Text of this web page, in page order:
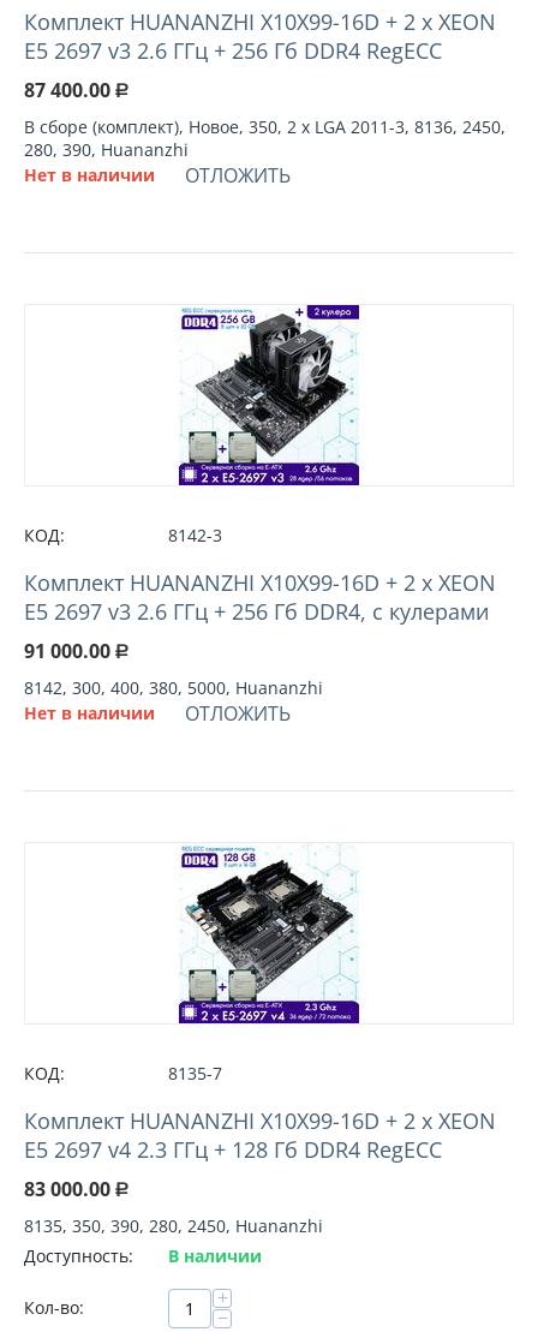
Комплект HUANANZHI X10X99-16D + 2 х XEON
E5 2697 v3 2.6 ГГц + 256 Гб DDR4 RegECC
87 400.00 Р
В сборе (комплект), Новое, 350, 2 х LGA 2011-3, 8136, 2450,
280, 390, Huananzhi
Нет в наличии
ОТЛОЖИТЬ
КОД: 8142-3
Комплект HUANANZHI X10X99-16D + 2 х XEON
E5 2697 v3 2.6 ГГц + 256 Гб DDR4, с кулерами
91 000.00 Р
8142, 300, 400, 380, 5000, Huananzhi
Нет в наличии
ОТЛОЖИТЬ
КОД: 8135-7
Комплект HUANANZHI X10X99-16D + 2 х XEON
E5 2697 v4 2.3 ГГц + 128 Гб DDR4 RegECC
83 000.00 Р
8135, 350, 390, 280, 2450, Huananzhi
Доступность:
В наличии
Кол-во: +
−